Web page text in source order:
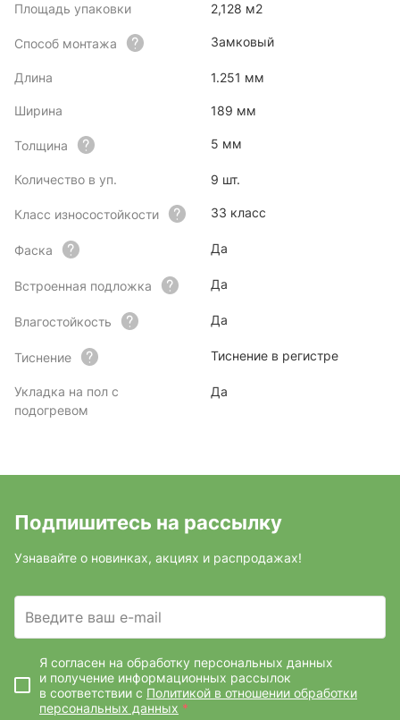
Площадь упаковки 2,128 м2
Способ монтажа Замковый
Длина 1.251 мм
Ширина 189 мм
Толщина 5 мм
Количество в уп. 9 шт.
Класс износостойкости 33 класс
Фаска Да
Встроенная подложка Да
Влагостойкость Да
Тиснение Тиснение в регистре
Укладка на пол с
подогревом
Да
Подпишитесь на рассылку
Узнавайте о новинках, акциях и распродажах!
Введите ваш e-mail
Я согласен на обработку персональных данных
и получение информационных рассылок
в соответствии с Политикой в отношении обработки
персональных данных *